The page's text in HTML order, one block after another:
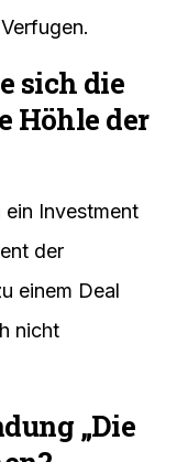
sich die
Höhle der
ein Investment
der
einem Deal
nicht
„Die